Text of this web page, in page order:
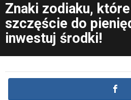
Znaki zodiaku,
szczęście do
inwestuj środki!